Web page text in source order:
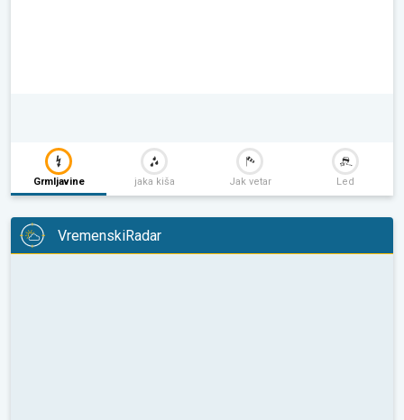
Grmljavine jaka kiša Jak vetar Led
VremenskiRadar